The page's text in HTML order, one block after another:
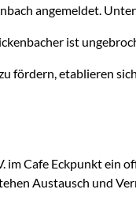
angemeldet.
ist
fördern, etablieren
im Cafe Eckpunkt ein
Austausch und